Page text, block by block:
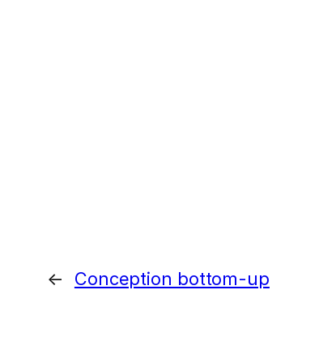
← Conception bottom-up